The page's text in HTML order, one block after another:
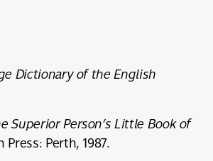
Dictionary of the English
Superior Person’s Little Book of
Perth, 1987.